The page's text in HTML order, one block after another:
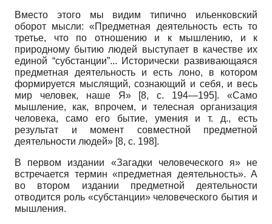
Вместо этого мы видим типично ильенковский
оборот мысли: «Предметная деятельность есть то
третье, что по отношению и к мышлению, и к
природному бытию людей выступает в качестве их
единой “субстанции”... Исторически развивающаяся
предметная деятельность и есть лоно, в котором
формируется мыслящий, сознающий и себя, и весь
мир человек, наше Я» [8,с. 194—195].«Само
мышление, как, впрочем, и телесная организация
человека, само его бытие, умения и т. д., есть
результат и момент совместной предметной
деятельности людей» [8, с. 198].
В первом издании «Загадки человеческого я» не
встречается термин «предметная деятельность». А
во втором издании предметной деятельности
отводится роль «субстанции» человеческого бытия и
мышления.